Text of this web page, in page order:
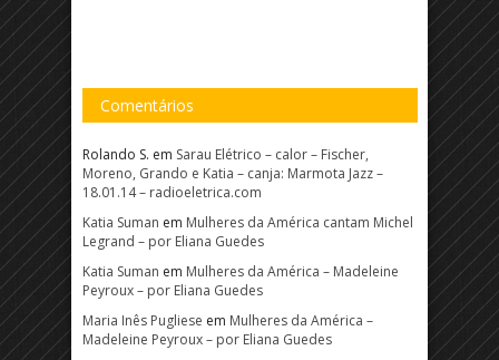
Comentários
Rolando S. em Sarau Elétrico – calor – Fischer,
Moreno, Grando e Katia – canja: Marmota Jazz –
18.01.14 – radioeletrica.com
Katia Suman em Mulheres da América cantam Michel
Legrand – por Eliana Guedes
Katia Suman em Mulheres da América – Madeleine
Peyroux – por Eliana Guedes
Maria Inês Pugliese em Mulheres da América –
Madeleine Peyroux – por Eliana Guedes